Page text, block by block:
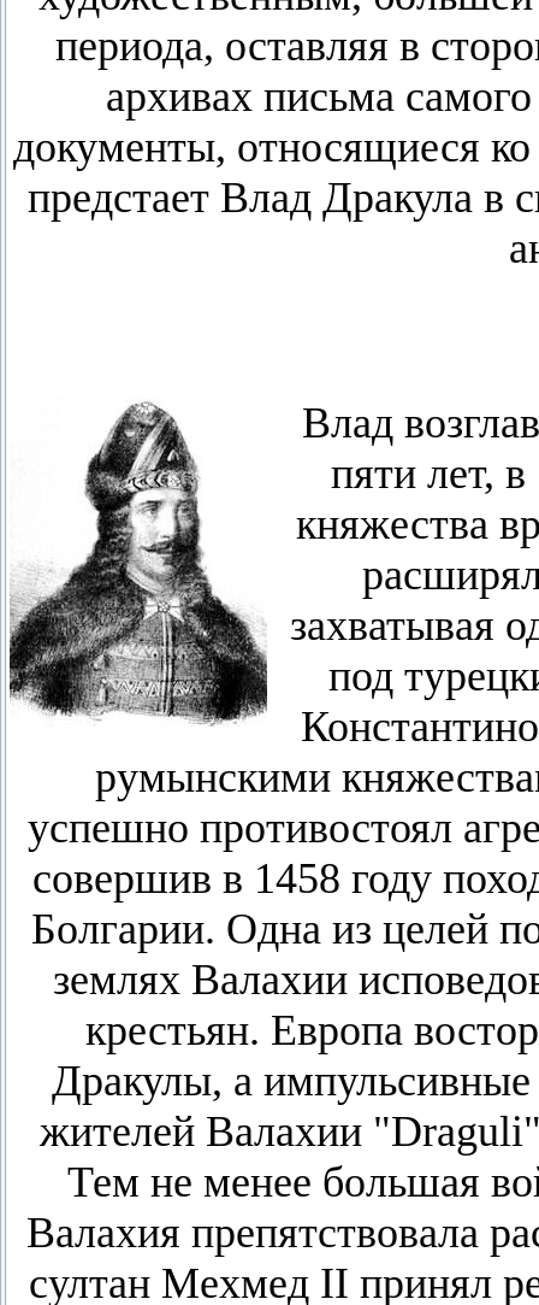
периода, оставляя в
архивах письма
документы, относящиеся
предстает Влад Дракула в
Влад
пяти лет,
княжества
захватывая
под
румынскими
успешно противостоял
совершив в 1458 году
Болгарии. Одна из целей
землях Валахии
крестьян. Европа
Дракулы, а
жителей Валахии
Тем не менее большая
Валахия препятствовала
султан Мехмед II принял